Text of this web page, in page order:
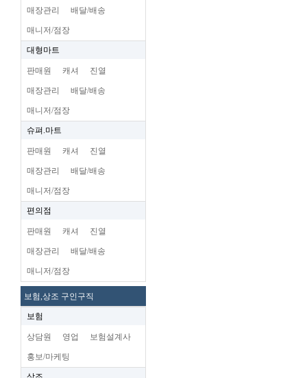
매장관리 배달/배송
매니저/점장
대형마트
판매원 캐셔 진열
매장관리 배달/배송
매니저/점장
슈펴.마트
판매원 캐셔 진열
매장관리 배달/배송
매니저/점장
편의점
판매원 캐셔 진열
매장관리 배달/배송
매니저/점장
보험,상조 구인구직
보험
상담원 영업 보험설계사
홍보/마케팅